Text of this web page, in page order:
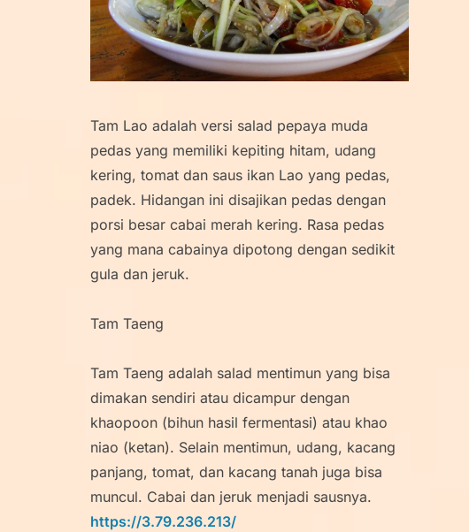
Tam Lao adalah versi salad pepaya muda
pedas yang memiliki kepiting hitam, udang
kering, tomat dan saus ikan Lao yang pedas,
padek. Hidangan ini disajikan pedas dengan
porsi besar cabai merah kering. Rasa pedas
yang mana cabainya dipotong dengan sedikit
gula dan jeruk.
Tam Taeng
Tam Taeng adalah salad mentimun yang bisa
dimakan sendiri atau dicampur dengan
khaopoon (bihun hasil fermentasi) atau khao
niao (ketan). Selain mentimun, udang, kacang
panjang, tomat, dan kacang tanah juga bisa
muncul. Cabai dan jeruk menjadi sausnya.
https://3.79.236.213/